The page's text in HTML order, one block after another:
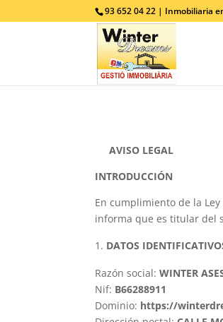
93 652 04 22 | Inmobiliaria
AVISO LEGAL
INTRODUCCIÓN
En cumplimiento de la Ley
informa que es titular del
DATOS
Razón social:WINTER
Nif: B66288911
Dominio: https://